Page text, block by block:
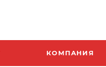
КОМПАНИЯ